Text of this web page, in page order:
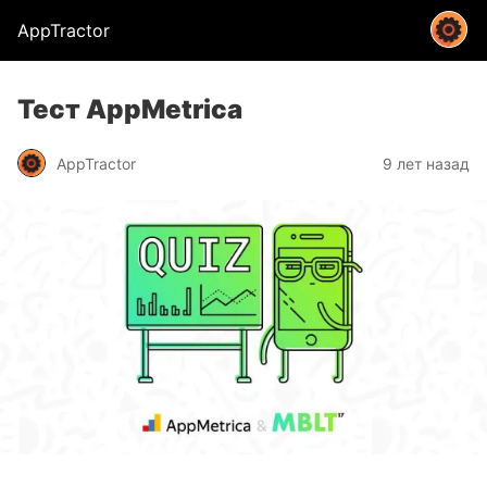
AppTractor
Тест AppMetrica
AppTractor 9 лет назад